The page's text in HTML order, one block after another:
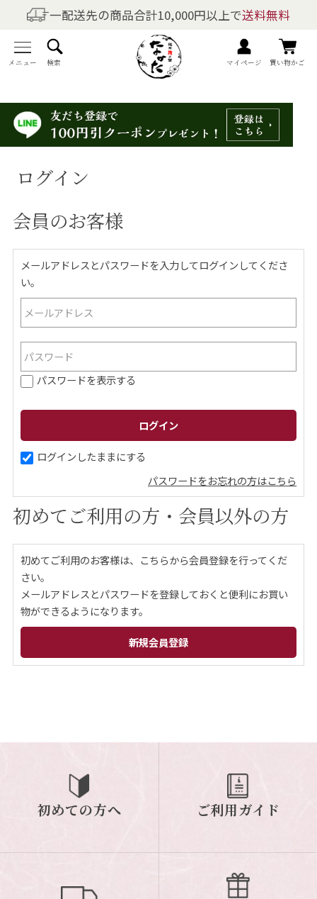
一配送先の商品合計10,000円以上で送料無料
メニュー 検索 マイページ 買い物かご
商品を探す
全商品一覧
梅干しの商品一覧
梅酒の商品一覧
梅製品・その他の商品一覧
メニュー
トップページ
マイページ
ご案内
ギフトサービス
について
お問い合わせ
0120-12-2486
【営業時間】8:30～17:30
休業日：日曜・祝日／土曜は不定休
お問い合わせフォームはこちら
ログイン
会員のお客様
メールアドレスとパスワードを入力してログインしてくださ
い。
パスワードを表示する
ログインしたままにする
パスワードをお忘れの方はこちら
初めてご利用の方・会員以外の方
初めてご利用のお客様は、こちらから会員登録を行ってくだ
さい。
メールアドレスとパスワードを登録しておくと便利にお買い
物ができるようになります。
初めての方へ ご利用ガイド